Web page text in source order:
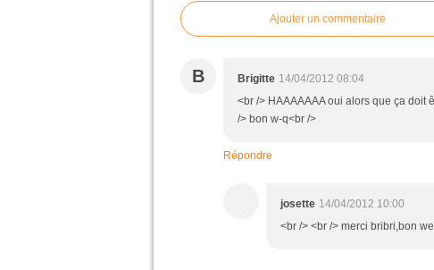
Ajouter un commentaire
B Brigitte 14/04/2012 08:04
<br /> HAAAAAAA oui alors que ça doit
/> bon w-q<br />
Répondre
josette 14/04/2012 10:00
<br /> <br /> merci bribri,bon